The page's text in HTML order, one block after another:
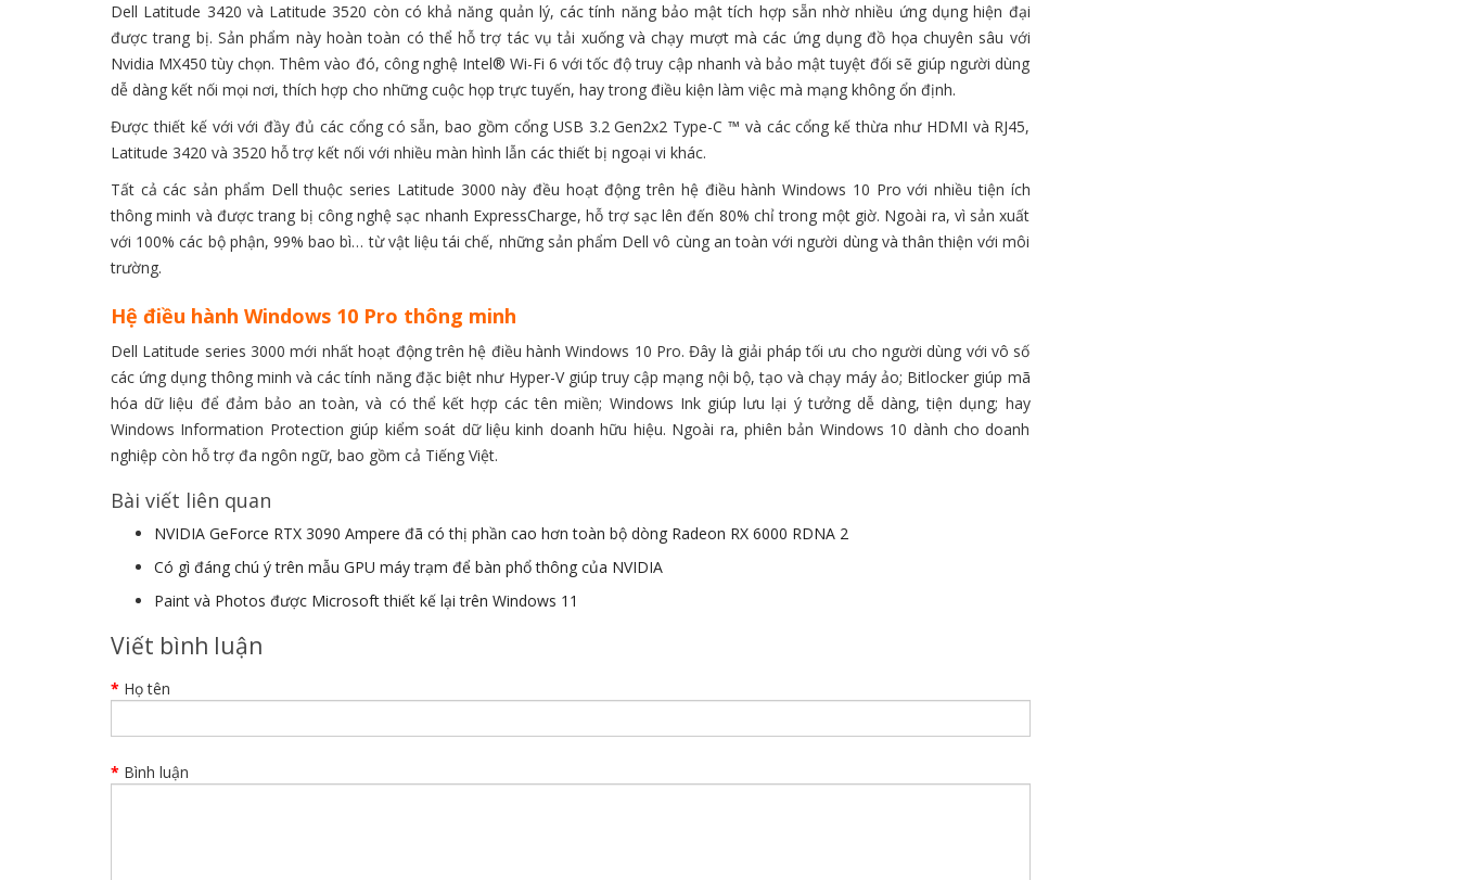
Dell Latitude 3420 và Latitude 3520 còn có khả năng quản lý, các tính năng bảo mật tích hợp sẵn nhờ nhiều ứng dụng hiện đại
được trang bị. Sản phẩm này hoàn toàn có thể hỗ trợ tác vụ tải xuống và chạy mượt mà các ứng dụng đồ họa chuyên sâu với
Nvidia MX450 tùy chọn. Thêm vào đó, công nghệ Intel® Wi-Fi 6 với tốc độ truy cập nhanh và bảo mật tuyệt đối sẽ giúp người dùng
dễ dàng kết nối mọi nơi, thích hợp cho những cuộc họp trực tuyến, hay trong điều kiện làm việc mà mạng không ổn định.
Được thiết kế với với đầy đủ các cổng có sẵn, bao gồm cổng USB 3.2 Gen2x2 Type-C ™ và các cổng kế thừa như HDMI và RJ45,
Latitude 3420 và 3520 hỗ trợ kết nối với nhiều màn hình lẫn các thiết bị ngoại vi khác.
Tất cả các sản phẩm Dell thuộc series Latitude 3000 này đều hoạt động trên hệ điều hành Windows 10 Pro với nhiều tiện ích
thông minh và được trang bị công nghệ sạc nhanh ExpressCharge, hỗ trợ sạc lên đến 80% chỉ trong một giờ. Ngoài ra, vì sản xuất
với 100% các bộ phận, 99% bao bì… từ vật liệu tái chế, những sản phẩm Dell vô cùng an toàn với người dùng và thân thiện với môi
trường.
Hệ điều hành Windows 10 Pro thông minh
Dell Latitude series 3000 mới nhất hoạt động trên hệ điều hành Windows 10 Pro. Đây là giải pháp tối ưu cho người dùng với vô số
các ứng dụng thông minh và các tính năng đặc biệt như Hyper-V giúp truy cập mạng nội bộ, tạo và chạy máy ảo; Bitlocker giúp mã
hóa dữ liệu để đảm bảo an toàn, và có thể kết hợp các tên miền; Windows Ink giúp lưu lại ý tưởng dễ dàng, tiện dụng; hay
Windows Information Protection giúp kiểm soát dữ liệu kinh doanh hữu hiệu. Ngoài ra, phiên bản Windows 10 dành cho doanh
nghiệp còn hỗ trợ đa ngôn ngữ, bao gồm cả Tiếng Việt.
Bài viết liên quan
NVIDIA GeForce RTX 3090 Ampere đã có thị phần cao hơn toàn bộ dòng Radeon RX 6000 RDNA 2
Có gì đáng chú ý trên mẫu GPU máy trạm để bàn phổ thông của NVIDIA
Paint và Photos được Microsoft thiết kế lại trên Windows 11
Viết bình luận
Họ tên
Bình luận